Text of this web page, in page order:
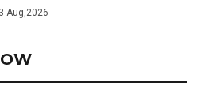
3 Aug,2026